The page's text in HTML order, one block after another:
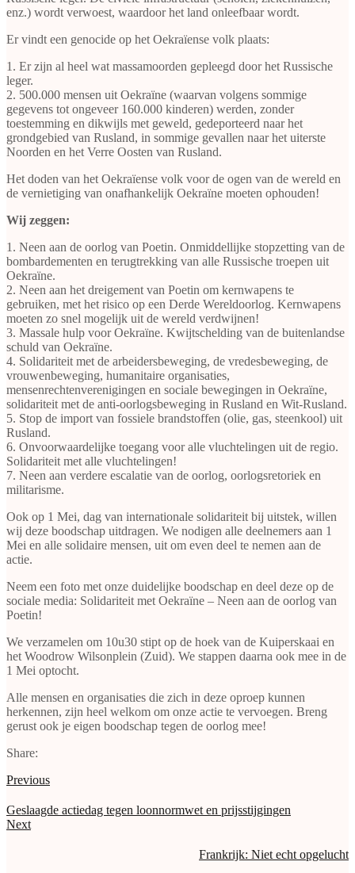
enz.) wordt verwoest, waardoor het land onleefbaar wordt.
Er vindt een genocide op het Oekraïense volk plaats:
1. Er zijn al heel wat massamoorden gepleegd door het Russische
leger.
2. 500.000 mensen uit Oekraïne (waarvan volgens sommige
gegevens tot ongeveer 160.000 kinderen) werden, zonder
toestemming en dikwijls met geweld, gedeporteerd naar het
grondgebied van Rusland, in sommige gevallen naar het uiterste
Noorden en het Verre Oosten van Rusland.
Het doden van het Oekraïense volk voor de ogen van de wereld en
de vernietiging van onafhankelijk Oekraïne moeten ophouden!
Wij zeggen:
1. Neen aan de oorlog van Poetin. Onmiddellijke stopzetting van de
bombardementen en terugtrekking van alle Russische troepen uit
Oekraïne.
2. Neen aan het dreigement van Poetin om kernwapens te
gebruiken, met het risico op een Derde Wereldoorlog. Kernwapens
moeten zo snel mogelijk uit de wereld verdwijnen!
3. Massale hulp voor Oekraïne. Kwijtschelding van de buitenlandse
schuld van Oekraïne.
4. Solidariteit met de arbeidersbeweging, de vredesbeweging, de
vrouwenbeweging, humanitaire organisaties,
mensenrechtenverenigingen en sociale bewegingen in Oekraïne,
solidariteit met de anti-oorlogsbeweging in Rusland en Wit-Rusland.
5. Stop de import van fossiele brandstoffen (olie, gas, steenkool) uit
Rusland.
6. Onvoorwaardelijke toegang voor alle vluchtelingen uit de regio.
Solidariteit met alle vluchtelingen!
7. Neen aan verdere escalatie van de oorlog, oorlogsretoriek en
militarisme.
Ook op 1 Mei, dag van internationale solidariteit bij uitstek, willen
wij deze boodschap uitdragen. We nodigen alle deelnemers aan 1
Mei en alle solidaire mensen, uit om even deel te nemen aan de
actie.
Neem een foto met onze duidelijke boodschap en deel deze op de
sociale media: Solidariteit met Oekraïne – Neen aan de oorlog van
Poetin!
We verzamelen om 10u30 stipt op de hoek van de Kuiperskaai en
het Woodrow Wilsonplein (Zuid). We stappen daarna ook mee in de
1 Mei optocht.
Alle mensen en organisaties die zich in deze oproep kunnen
herkennen, zijn heel welkom om onze actie te vervoegen. Breng
gerust ook je eigen boodschap tegen de oorlog mee!
Share:
Previous
Geslaagde actiedag tegen loonnormwet en prijsstijgingen
Next
Frankrijk: Niet echt opgelucht